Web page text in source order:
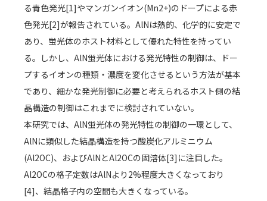
る青色発光[1]やマンガンイオン(Mn2+)のドープによる赤
色発光[2]が報告されている。AlNは熱的、化学的に安定で
あり、蛍光体のホスト材料として優れた特性を持ってい
る。しかし、AlN蛍光体における発光特性の制御は、ドー
プするイオンの種類・濃度を変化させるという方法が基本
であり、細かな発光制御に必要と考えられるホスト側の結
晶構造の制御はこれまでに検討されていない。
本研究では、AlN蛍光体の発光特性の制御の一環として、
AlNに類似した結晶構造を持つ酸炭化アルミニウム
(Al2OC)、およびAlNとAl2OCの固溶体[3]に注目した。
Al2OCの格子定数はAlNより2%程度大きくなっており
[4]、結晶格子内の空間も大きくなっている。